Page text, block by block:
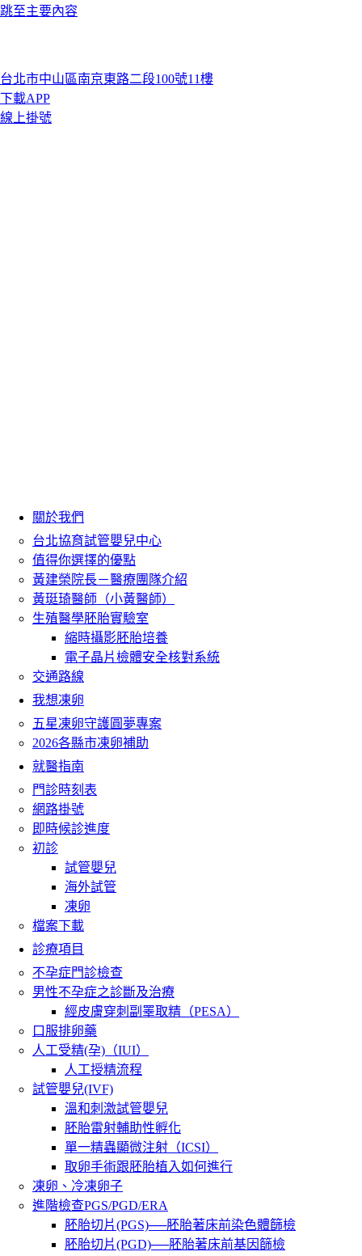
跳至主要內容
台北市中山區南京東路二段100號11樓
下載APP
線上掛號
關於我們
台北協育試管嬰兒中心
值得你選擇的優點
黃建榮院長－醫療團隊介紹
黃珽琦醫師（小黃醫師）
生殖醫學胚胎實驗室
縮時攝影胚胎培養
電子晶片檢體安全核對系統
交通路線
我想凍卵
五星凍卵守護圓夢專案
2026各縣市凍卵補助
就醫指南
門診時刻表
網路掛號
即時候診進度
初診
試管嬰兒
海外試管
凍卵
檔案下載
診療項目
不孕症門診檢查
男性不孕症之診斷及治療
經皮膚穿刺副睪取精（PESA）
口服排卵藥
人工受精(孕)（IUI）
人工授精流程
試管嬰兒(IVF)
溫和刺激試管嬰兒
胚胎雷射輔助性孵化
單一精蟲顯微注射（ICSI）
取卵手術跟胚胎植入如何進行
凍卵、冷凍卵子
進階檢查PGS/PGD/ERA
胚胎切片(PGS)──胚胎著床前染色體篩檢
胚胎切片(PGD)──胚胎著床前基因篩檢